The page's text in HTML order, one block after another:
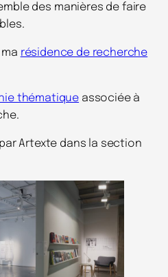
des manières de faire
résidence de recherche
thématique associée à
Artexte dans la section